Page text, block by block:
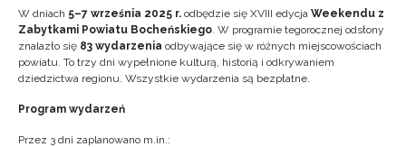
W dniach 5–7 września 2025 r. odbędzie się XVIII edycja Weekendu z
Zabytkami Powiatu Bocheńskiego. W programie tegorocznej odsłony
znalazło się 83 wydarzenia odbywające się w różnych miejscowościach
powiatu. To trzy dni wypełnione kulturą, historią i odkrywaniem
dziedzictwa regionu. Wszystkie wydarzenia są bezpłatne.
Program wydarzeń
Przez 3 dni zaplanowano m.in.: